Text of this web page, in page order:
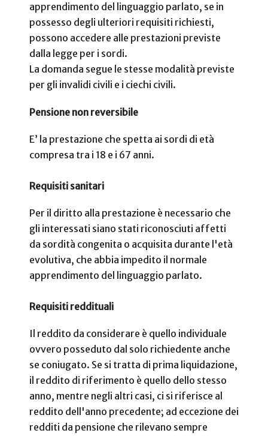
apprendimento del linguaggio parlato, se in
possesso degli ulteriori requisiti richiesti,
possono accedere alle prestazioni previste
dalla legge per i sordi.
La domanda segue le stesse modalità previste
per gli invalidi civili e i ciechi civili.
Pensione non reversibile
E’ la prestazione che spetta ai sordi di età
compresa tra i 18 e i 67 anni.
Requisiti sanitari
Per il diritto alla prestazione è necessario che
gli interessati siano stati riconosciuti affetti
da sordità congenita o acquisita durante l'età
evolutiva, che abbia impedito il normale
apprendimento del linguaggio parlato.
Requisiti reddituali
Il reddito da considerare è quello individuale
ovvero posseduto dal solo richiedente anche
se coniugato. Se si tratta di prima liquidazione,
il reddito di riferimento è quello dello stesso
anno, mentre negli altri casi, ci si riferisce al
reddito dell'anno precedente; ad eccezione dei
redditi da pensione che rilevano sempre